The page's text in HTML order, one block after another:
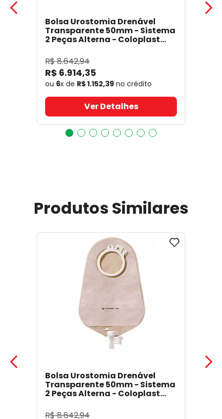
Bolsa Urostomia Drenável
Transparente 50mm - Sistema
2 Peças Alterna - Coloplast
R$8.642,94
R$ 6.914,35
ou 6x de R$1.152,39 no crédito
Ver Detalhes
Produtos Similares
Bolsa Urostomia Drenável
Transparente 50mm - Sistema
2 Peças Alterna - Coloplast
R$8.642,94